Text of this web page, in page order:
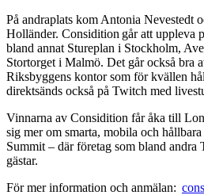
På andraplats kom Antonia Nevestedt
Holländer. Considition går att uppleva
bland annat Stureplan i Stockholm,
Stortorget i Malmö. Det går också bra
Riksbyggens kontor som för kvällen
direktsänds också på Twitch med
Vinnarna av Considition får åka till
sig mer om smarta, mobila och
Summit – där företag som bland andra
gästar.
För mer information och anmälan: